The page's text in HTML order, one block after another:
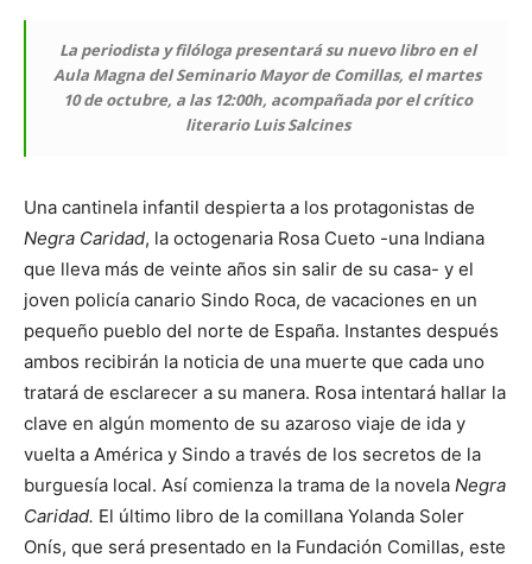
La periodista y filóloga presentará su nuevo libro en el
Aula Magna del Seminario Mayor de Comillas, el martes
10 de octubre, a las 12:00h, acompañada por el crítico
literario Luis Salcines
Una cantinela infantil despierta a los protagonistas de
Negra Caridad, la octogenaria Rosa Cueto -una Indiana
que lleva más de veinte años sin salir de su casa- y el
joven policía canario Sindo Roca, de vacaciones en un
pequeño pueblo del norte de España. Instantes después
ambos recibirán la noticia de una muerte que cada uno
tratará de esclarecer a su manera. Rosa intentará hallar la
clave en algún momento de su azaroso viaje de ida y
vuelta a América y Sindo a través de los secretos de la
burguesía local. Así comienza la trama de la novela Negra
Caridad. El último libro de la comillana Yolanda Soler
Onís, que será presentado en la Fundación Comillas, este